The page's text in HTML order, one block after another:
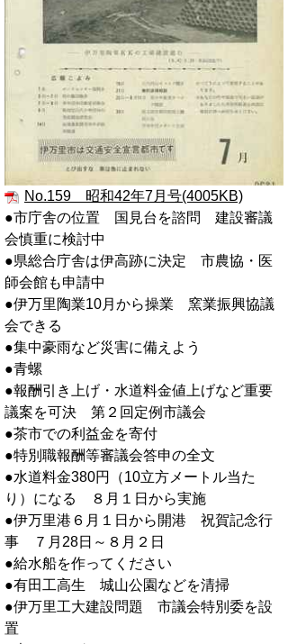
No.159 昭和42年7月号(4005KB)
●市庁舎の位置 国見台を諮問 建設審議
会慎重に検討中
●県総合庁舎は伊高跡に決定 市農協・医
師会館も申請中
●伊万里陶業10月から操業 窯業振興協議
会できる
●集中豪雨など災害に備えよう
●青螺
●報酬引き上げ・水道料金値上げなど重要
議案を可決 第２回定例市議会
●茶市での利益金を寄付
●特別職報酬等審議会答申の全文
●水道料金380円（10立方メートル当た
り）になる ８月１日から実施
●伊万里港６月１日から開港 祝賀記念行
事 ７月28日～８月２日
●給水船を作ってください
●有田工高生 城山公園などを清掃
●伊万里工大建設問題 市議会特別委を設
置